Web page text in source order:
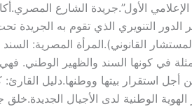
الإعلامي الأول”.​جريدة الشارع
الدور التنويري الذي تقوم به
القانوني).​المرأة المصرية:
في كونها السند والظهير الوطني.
الهوية الوطنية لدى الأجيال